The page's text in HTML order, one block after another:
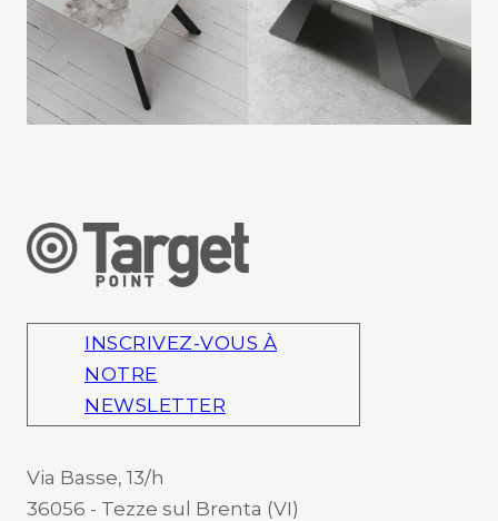
INSCRIVEZ-VOUS À
NOTRE
NEWSLETTER
Via Basse, 13/h
36056 - Tezze sul Brenta (VI)